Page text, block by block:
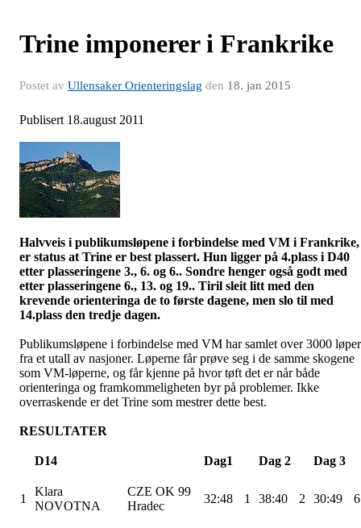
Trine imponerer i Frankrike
Postet av Ullensaker Orienteringslag den 18. jan 2015
Publisert 18.august 2011
Halvveis i publikumsløpene i forbindelse med VM i Frankrike,
er status at Trine er best plassert. Hun ligger på 4.plass i D40
etter plasseringene 3., 6. og 6.. Sondre henger også godt med
etter plasseringene 6., 13. og 19.. Tiril sleit litt med den
krevende orienteringa de to første dagene, men slo til med
14.plass den tredje dagen.
Publikumsløpene i forbindelse med VM har samlet over 3000
fra et utall av nasjoner. Løperne får prøve seg i de samme skogene
som VM-løperne, og får kjenne på hvor tøft det er når både
orienteringa og framkommeligheten byr på problemer. Ikke
overraskende er det Trine som mestrer dette best.
RESULTATER
D14 Dag1 Dag 2 Dag 3
1
Klara
NOVOTNA
CZE OK 99
Hradec
32:48 1 38:40 2 30:49 6